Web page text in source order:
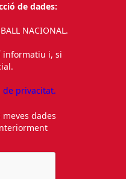
de dades:
NACIONAL.
informatiu i, si
de privacitat.
dades